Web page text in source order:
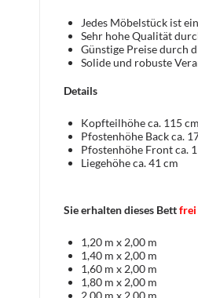
Jedes Möbelstück ist
Sehr hohe Qualität
Günstige Preise durch
Solide und robuste
Details
Kopfteilhöhe ca. 115 cm
Pfostenhöhe Back ca.
Pfostenhöhe Front ca.
Liegehöhe ca. 41 cm
Sie erhalten dieses Bettfrei
1,20 m x 2,00 m
1,40 m x 2,00 m
1,60 m x 2,00 m
1,80 m x 2,00 m
2,00 m x 2,00 m